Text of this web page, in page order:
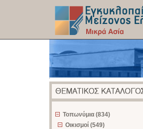
Τοπωνύμια (834)
Οικισμοί (549)